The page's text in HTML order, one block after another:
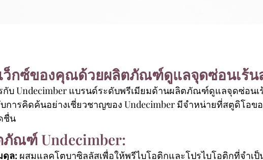
กซ์ของคุณด้วยผลิตภัณฑ์ดูแลจุดซ่อนเร้น
กับ Undecimber แบรนด์ระดับพรีเมียมด้านผลิตภัณฑ์ดูแลจุดซ่อน
รคิดค้นอย่างเชี่ยวชาญของ Undecimber มีจำหน่ายที่สตูดิโอข
ชื่น
ณฑ์ Undecimber:
ดุล: ผสมแลคโตบาซิลลัสเพื่อให้พรีไบโอติกและโปรไบโอติกที่จำ